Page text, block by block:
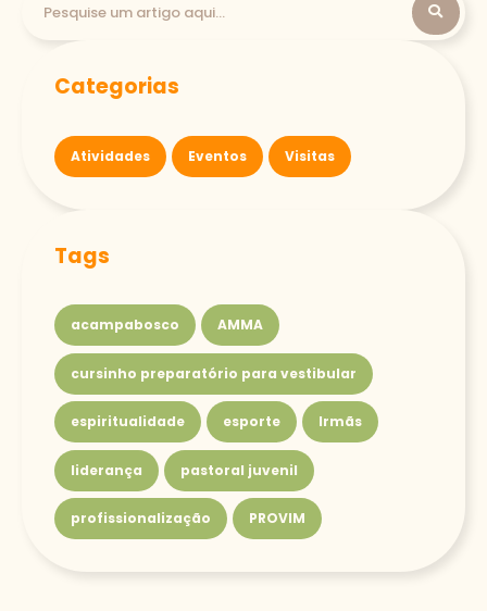
Categorias
Atividades Eventos Visitas
Tags
acampabosco AMMA
cursinho preparatório para vestibular
espiritualidade esporte Irmãs
liderança pastoral juvenil
profissionalização PROVIM